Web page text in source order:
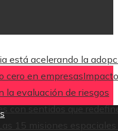
está acelerando la
cero en empresas
la evaluación de riesgos
con sentidos que
Las 15 misiones espaciales